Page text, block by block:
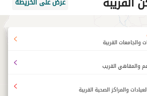
والجامعات القريبة
والمقاهي القريب
والمراكز الصحية القريبة